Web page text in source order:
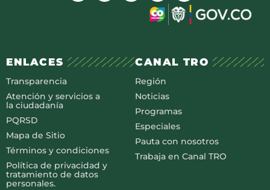
ENLACES
Transparencia
Atención y servicios a
la ciudadanía
PQRSD
Mapa de Sitio
Términos y condiciones
Política de privacidad y
tratamiento de datos
personales.
CANAL TRO
Región
Noticias
Programas
Especiales
Pauta con nosotros
Trabaja en Canal TRO